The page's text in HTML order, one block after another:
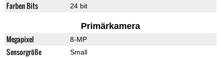
Farben Bits 24 bit
Primärkamera
Megapixel 8-MP
Sensorgröße Small